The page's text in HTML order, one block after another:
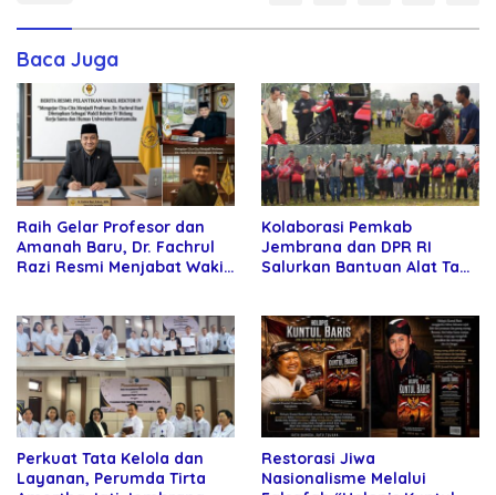
Baca Juga
Raih Gelar Profesor dan
Amanah Baru, Dr. Fachrul
Razi Resmi Menjabat Wakil
Kolaborasi Pemkab
Jembrana dan DPR RI
Salurkan Bantuan Alat Tani
Perkuat Tata Kelola dan
Layanan, Perumda Tirta
Restorasi Jiwa
Nasionalisme Melalui